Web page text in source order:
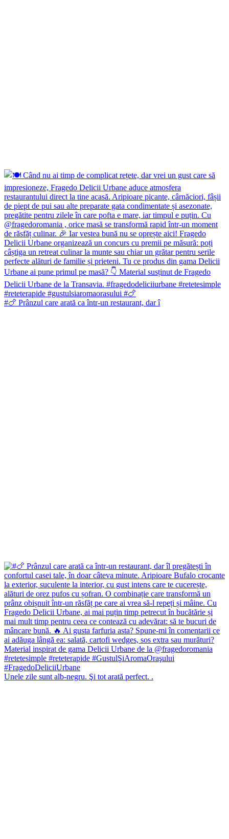
#🍗 Prânzul care arată ca într-un restaurant, dar î
Unele zile sunt alb-negru. Şi tot arată perfect. .